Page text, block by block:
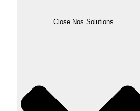
Close Nos Solutions